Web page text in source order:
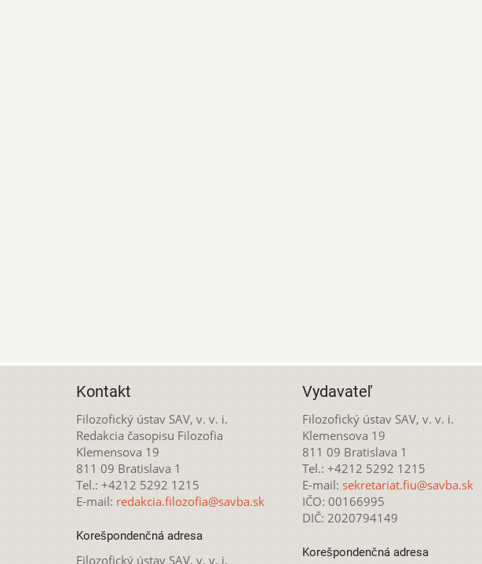
Kontakt
Filozofický ústav SAV, v. v. i.
Redakcia časopisu Filozofia
Klemensova 19
811 09 Bratislava 1
Tel.: +4212 5292 1215
E-mail: redakcia.filozofia@savba.sk
Korešpondenčná adresa
Filozofický ústav SAV, v. v. i.
Vydavateľ
Filozofický ústav SAV, v. v. i.
Klemensova 19
811 09 Bratislava 1
Tel.: +4212 5292 1215
E-mail: sekretariat.fiu@savba.sk
IČO: 00166995
DIČ: 2020794149
Korešpondenčná adresa